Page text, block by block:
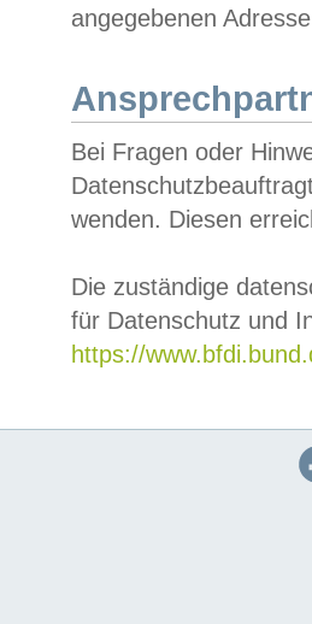
angegebenen
Bei Fragen oder
wenden. Diesen
Die zuständige
für Datenschutz und
https://